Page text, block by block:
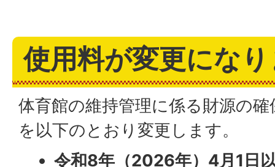
使用料が変更にな
体育館の維持管理に係る財源の
を以下のとおり変更します。
令和8年（2026年）4月1日